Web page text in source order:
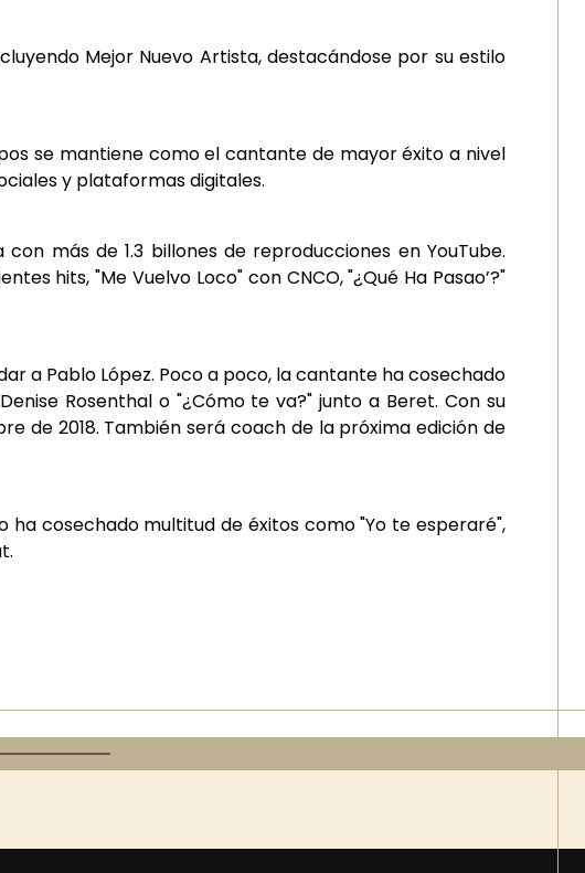
Mejor Nuevo Artista, destacándose por su estilo
se mantiene como el cantante de mayor éxito a nivel
y plataformas digitales.
más de 1.3 billones de reproducciones en YouTube.
hits, "Me Vuelvo Loco" con CNCO, "¿Qué Ha Pasao’?"
a Pablo López. Poco a poco, la cantante ha cosechado
Rosenthal o "¿Cómo te va?" junto a Beret. Con su
de 2018. También será coach de la próxima edición de
ha cosechado multitud de éxitos como "Yo te esperaré",